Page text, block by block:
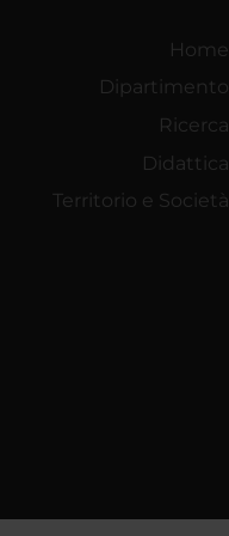
Home
Dipartimento
Ricerca
Didattica
Territorio e Società